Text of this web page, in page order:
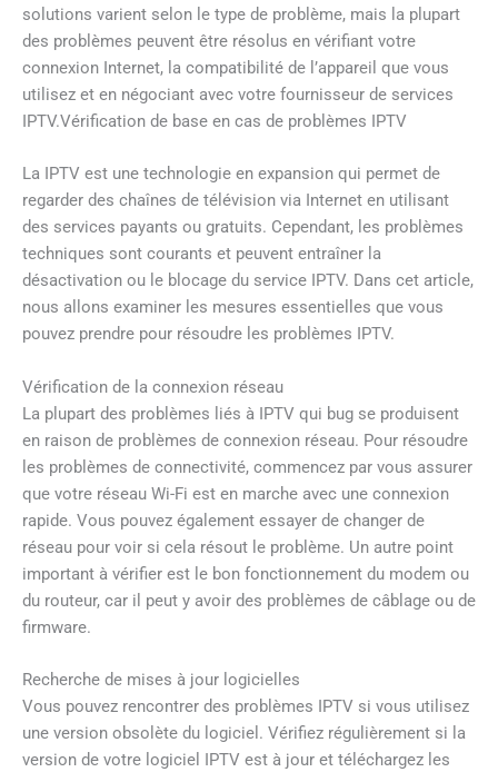
solutions varient selon le type de problème, mais la plupart
des problèmes peuvent être résolus en vérifiant votre
connexion Internet, la compatibilité de l’appareil que vous
utilisez et en négociant avec votre fournisseur de services
IPTV.Vérification de base en cas de problèmes IPTV
La IPTV est une technologie en expansion qui permet de
regarder des chaînes de télévision via Internet en utilisant
des services payants ou gratuits. Cependant, les problèmes
techniques sont courants et peuvent entraîner la
désactivation ou le blocage du service IPTV. Dans cet article,
nous allons examiner les mesures essentielles que vous
pouvez prendre pour résoudre les problèmes IPTV.
Vérification de la connexion réseau
La plupart des problèmes liés à IPTV qui bug se produisent
en raison de problèmes de connexion réseau. Pour résoudre
les problèmes de connectivité, commencez par vous assurer
que votre réseau Wi-Fi est en marche avec une connexion
rapide. Vous pouvez également essayer de changer de
réseau pour voir si cela résout le problème. Un autre point
important à vérifier est le bon fonctionnement du modem ou
du routeur, car il peut y avoir des problèmes de câblage ou de
firmware.
Recherche de mises à jour logicielles
Vous pouvez rencontrer des problèmes IPTV si vous utilisez
une version obsolète du logiciel. Vérifiez régulièrement si la
version de votre logiciel IPTV est à jour et téléchargez les